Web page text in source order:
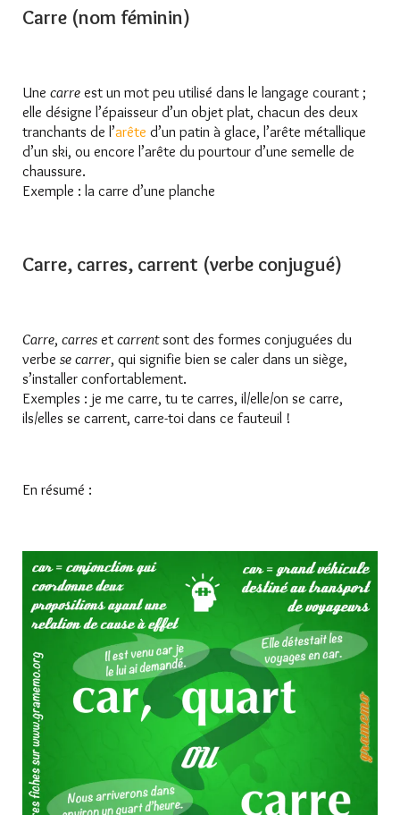
Carre (nom féminin)
Une carre est un mot peu utilisé dans le langage courant ;
elle désigne l’épaisseur d’un objet plat, chacun des deux
tranchants de l’arête d’un patin à glace, l’arête métallique
d’un ski, ou encore l’arête du pourtour d’une semelle de
chaussure.
Exemple : la carre d’une planche
Carre, carres, carrent (verbe conjugué)
Carre, carres et carrentsont des formes conjuguées du
verbe se carrer, qui signifie bien se caler dans un siège,
s’installer confortablement.
Exemples : je me carre, tu te carres, il/elle/on se carre,
ils/elles se carrent, carre-toi dans ce fauteuil !
En résumé :